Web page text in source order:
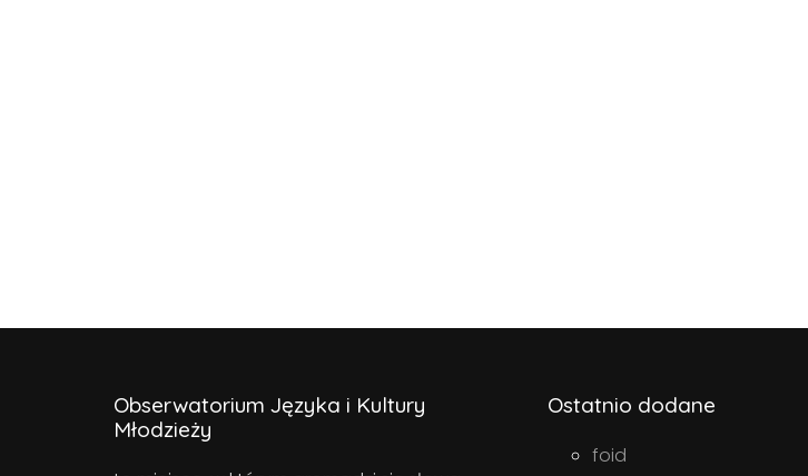
Obserwatorium Języka i Kultury
Młodzieży
Ostatnio dodane
foid